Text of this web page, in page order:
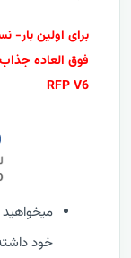
فوق العاده
RFP V6
خود